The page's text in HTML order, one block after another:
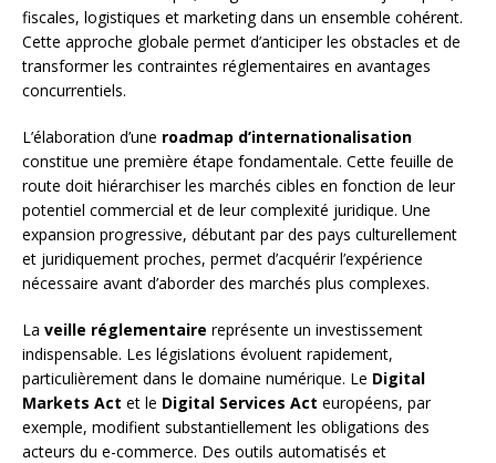
fiscales, logistiques et marketing dans un ensemble cohérent.
Cette approche globale permet d’anticiper les obstacles et de
transformer les contraintes réglementaires en avantages
concurrentiels.
L’élaboration d’une roadmap d’internationalisation
constitue une première étape fondamentale. Cette feuille de
route doit hiérarchiser les marchés cibles en fonction de leur
potentiel commercial et de leur complexité juridique. Une
expansion progressive, débutant par des pays culturellement
et juridiquement proches, permet d’acquérir l’expérience
nécessaire avant d’aborder des marchés plus complexes.
La veille réglementaire représente un investissement
indispensable. Les législations évoluent rapidement,
particulièrement dans le domaine numérique. Le Digital
Markets Act et le Digital Services Act européens, par
exemple, modifient substantiellement les obligations des
acteurs du e-commerce. Des outils automatisés et